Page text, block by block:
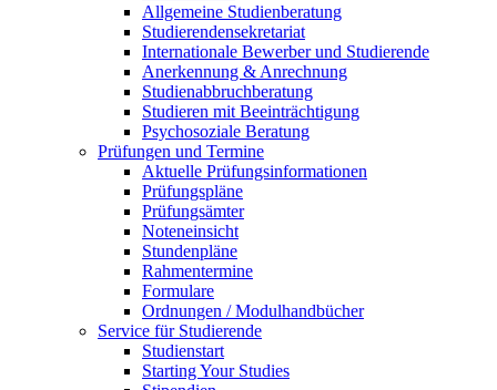
Allgemeine Studienberatung
Studierendensekretariat
Internationale Bewerber und Studierende
Anerkennung & Anrechnung
Studienabbruchberatung
Studieren mit Beeinträchtigung
Psychosoziale Beratung
Prüfungen und Termine
Aktuelle Prüfungsinformationen
Prüfungspläne
Prüfungsämter
Noteneinsicht
Stundenpläne
Rahmentermine
Formulare
Ordnungen / Modulhandbücher
Service für Studierende
Studienstart
Starting Your Studies